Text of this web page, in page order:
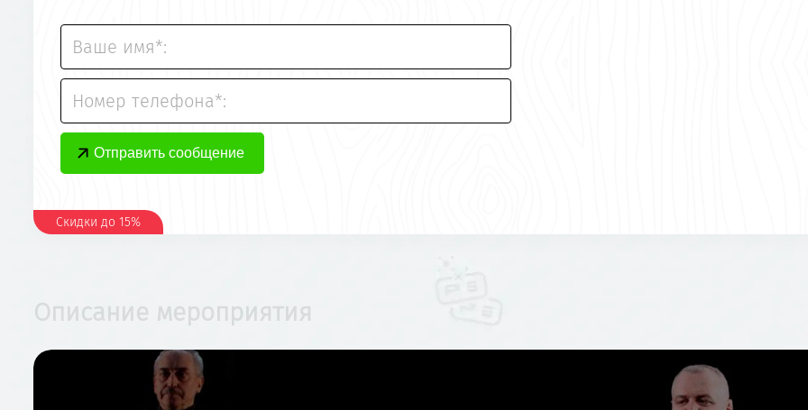
Ваше имя*:
Номер телефона*:
Скидки до 15%
Описание мероприятия